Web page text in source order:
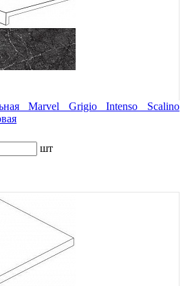
Marvel Grigio Intenso Scalino
шт